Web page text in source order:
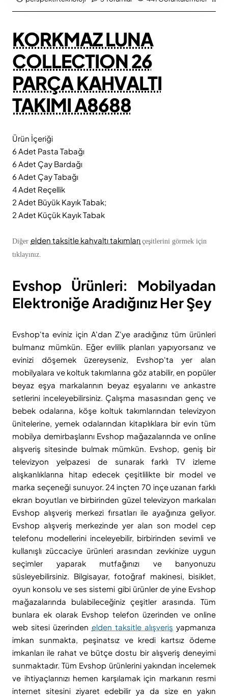
KORKMAZ LUNA
COLLECTION 26
PARÇA KAHVALTI
TAKIMI A8688
Ürün İçeriği
6 Adet Pasta Tabağı
6 Adet Çay Bardağı
6 Adet Çay Tabağı
4 Adet Reçellik
2 Adet Büyük Kayık Tabak;
2 Adet Küçük Kayık Tabak
Diğer elden taksitle kahvaltı takımları çeşitlerini görmek için
tıklayınız.
Evshop Ürünleri: Mobilyadan
Elektroniğe Aradığınız Her Şey
Evshop'ta eviniz için A'dan Z'ye aradığınız tüm ürünleri
bulmanız mümkün. Eğer evlilik planları yapıyorsanız ve
evinizi döşemek üzereyseniz, Evshop'ta yer alan
mobilyalara ve koltuk takımlarına göz atabilir, en popüler
beyaz eşya markalarının beyaz eşyalarını ve ankastre
setlerini inceleyebilirsiniz. Çalışma masasından genç ve
bebek odalarına, köşe koltuk takımlarından televizyon
ünitelerine, yemek odalarından kitaplıklara bir evin tüm
mobilya demirbaşlarını Evshop mağazalarında ve online
alışveriş sitesinde bulmak mümkün. Evshop, geniş bir
televizyon yelpazesi de sunarak farklı TV izleme
alışkanlıklarına hitap edecek çeşitlilikte bir model ve
marka seçeneği sunuyor. 24 inçten 70 inçe uzanan farklı
ekran boyutları ve birbirinden güzel televizyon markaları
Evshop alışveriş merkezi fırsatları ile ayağınıza geliyor.
Evshop alışveriş merkezinde yer alan son model cep
telefonu modellerini inceleyebilir, birbirinden sevimli ve
kullanışlı züccaciye ürünleri arasından zevkinize uygun
seçimler yaparak mutfağınızı ve banyonuzu
süsleyebilirsiniz. Bilgisayar, fotoğraf makinesi, bisiklet,
oyun konsolu ve ses sistemi gibi ürünler de yine Evshop
mağazalarında bulabileceğiniz çeşitler arasında. Tüm
bunlara ek olarak Evshop telefon üzerinden ve online
web sitesi üzerinden elden taksitle alışveriş yapmanıza
imkan sunmakta, peşinatsız ve kredi kartsız ödeme
imkanları ile rahat ve bütçe dostu bir alışveriş deneyimi
sunmaktadır. Tüm Evshop ürünlerini yakından incelemek
ve ihtiyaçlarınızı hemen karşılamak için markanın resmi
internet sitesini ziyaret edebilir ya da size en yakın